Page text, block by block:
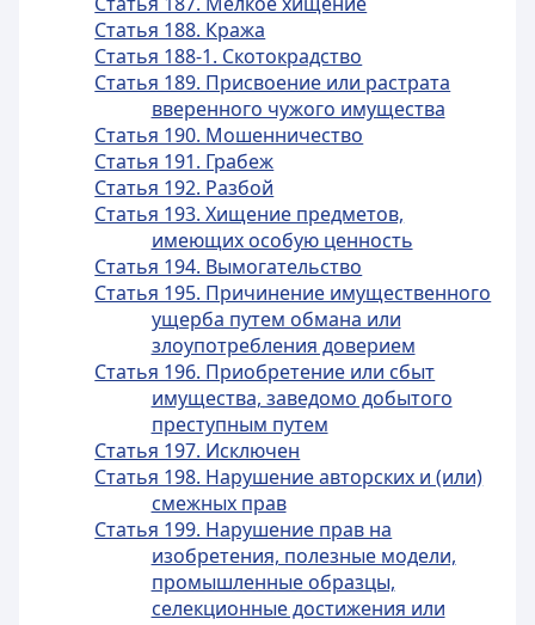
Статья 188. Кража
Статья 188-1. Скотокрадство
Статья 189. Присвоение или растрата
вверенного чужого имущества
Статья 190. Мошенничество
Статья 191. Грабеж
Статья 192. Разбой
Статья 193. Хищение предметов,
имеющих особую ценность
Статья 194. Вымогательство
Статья 195. Причинение имущественного
ущерба путем обмана или
злоупотребления доверием
Статья 196. Приобретение или сбыт
имущества, заведомо добытого
преступным путем
Статья 197. Исключен
Статья 198. Нарушение авторских и (или)
смежных прав
Статья 199. Нарушение прав на
изобретения, полезные модели,
промышленные образцы,
селекционные достижения или